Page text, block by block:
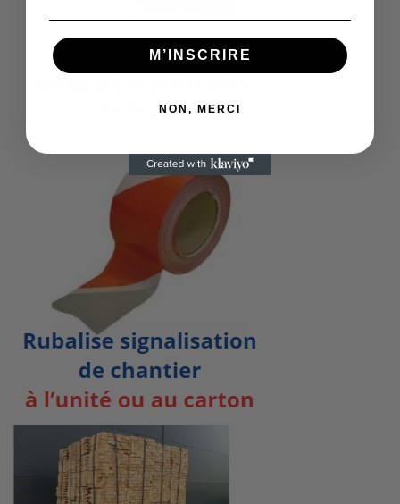
M’INSCRIRE
NON, MERCI